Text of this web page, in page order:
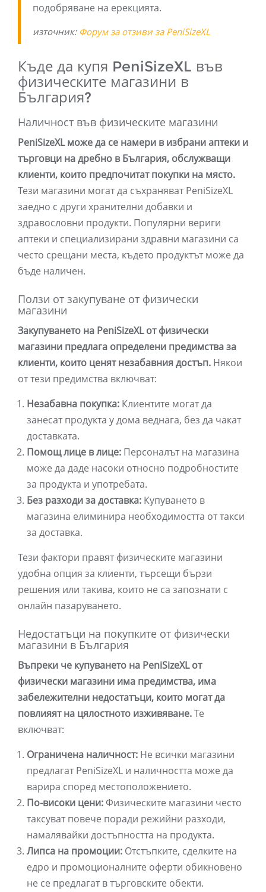
подобряване на ерекцията.
източник: Форум за отзиви за PeniSizeXL
Къде да купя PeniSizeXL във
физическите магазини в
България?
Наличност във физическите магазини
PeniSizeXL може да се намери в избрани аптеки и
търговци на дребно в България, обслужващи
клиенти, които предпочитат покупки на място.
Тези магазини могат да съхраняват PeniSizeXL
заедно с други хранителни добавки и
здравословни продукти. Популярни вериги
аптеки и специализирани здравни магазини са
често срещани места, където продуктът може да
бъде наличен.
Ползи от закупуване от физически
магазини
Закупуването на PeniSizeXL от физически
магазини предлага определени предимства за
клиенти, които ценят незабавния достъп. Някои
от тези предимства включват:
Незабавна покупка: Клиентите могат да
занесат продукта у дома веднага, без да чакат
доставката.
Помощ лице в лице: Персоналът на магазина
може да даде насоки относно подробностите
за продукта и употребата.
Без разходи за доставка: Купуването в
магазина елиминира необходимостта от такси
за доставка.
Тези фактори правят физическите магазини
удобна опция за клиенти, търсещи бързи
решения или такива, които не са запознати с
онлайн пазаруването.
Недостатъци на покупките от физически
магазини в България
Въпреки че купуването на PeniSizeXL от
физически магазини има предимства, има
забележителни недостатъци, които могат да
повлияят на цялостното изживяване.Те
включват:
Ограничена наличност: Не всички магазини
предлагат PeniSizeXL и наличността може да
варира според местоположението.
По-високи цени: Физическите магазини често
таксуват повече поради режийни разходи,
намалявайки достъпността на продукта.
Липса на промоции: Отстъпките, сделките на
едро и промоционалните оферти обикновено
не се предлагат в търговските обекти.